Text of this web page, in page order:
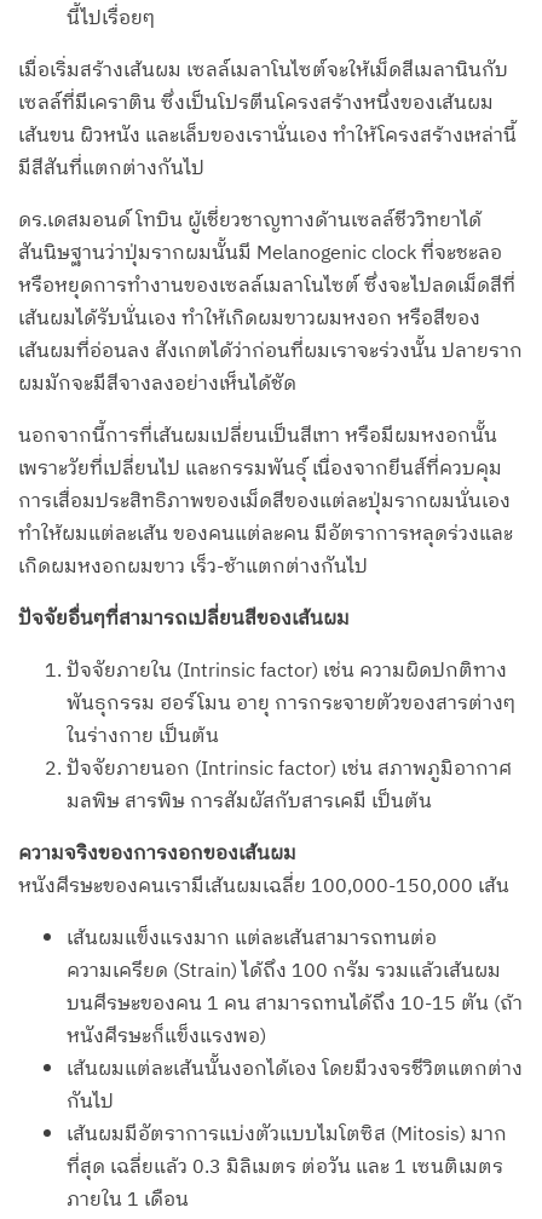
นี้ไปเรื่อยๆ
เมื่อเริ่มสร้างเส้นผม เซลล์เมลาโนไซต์จะให้เม็ดสีเมลานินกับ
เซลล์ที่มีเคราติน ซึ่งเป็นโปรตีนโครงสร้างหนึ่งของเส้นผม
เส้นขน ผิวหนัง และเล็บของเรานั่นเอง ทำให้โครงสร้างเหล่านี้
มีสีสันที่แตกต่างกันไป
ดร.เดสมอนด์ โทบิน ผู้เชี่ยวชาญทางด้านเซลล์ชีววิทยาได้
สันนิษฐานว่าปุ่มรากผมนั้นมี Melanogenic clock ที่จะชะลอ
หรือหยุดการทำงานของเซลล์เมลาโนไซต์ ซึ่งจะไปลดเม็ดสีที่
เส้นผมได้รับนั่นเอง ทำให้เกิดผมขาวผมหงอก หรือสีของ
เส้นผมที่อ่อนลง สังเกตได้ว่าก่อนที่ผมเราจะร่วงนั้น ปลายราก
ผมมักจะมีสีจางลงอย่างเห็นได้ชัด
นอกจากนี้การที่เส้นผมเปลี่ยนเป็นสีเทา หรือมีผมหงอกนั้น
เพราะวัยที่เปลี่ยนไป และกรรมพันธุ์ เนื่องจากยีนส์ที่ควบคุม
การเสื่อมประสิทธิภาพของเม็ดสีของแต่ละปุ่มรากผมนั่นเอง
ทำให้ผมแต่ละเส้น ของคนแต่ละคน มีอัตราการหลุดร่วงและ
เกิดผมหงอกผมขาว เร็ว-ช้าแตกต่างกันไป
ปัจจัยอื่นๆที่สามารถเปลี่ยนสีของเส้นผม
ปัจจัยภายใน (Intrinsic factor) เช่น ความผิดปกติทาง
พันธุกรรม ฮอร์โมน อายุ การกระจายตัวของสารต่างๆ
ในร่างกาย เป็นต้น
ปัจจัยภายนอก (Intrinsic factor) เช่น สภาพภูมิอากาศ
มลพิษ สารพิษ การสัมผัสกับสารเคมี เป็นต้น
ความจริงของการงอกของเส้นผม
หนังศีรษะของคนเรามีเส้นผมเฉลี่ย 100,000-150,000 เส้น
เส้นผมแข็งแรงมาก แต่ละเส้นสามารถทนต่อ
ความเครียด (Strain) ได้ถึง 100 กรัม รวมแล้วเส้นผม
บนศีรษะของคน 1 คน สามารถทนได้ถึง 10-15 ตัน (ถ้า
หนังศีรษะก็แข็งแรงพอ)
เส้นผมแต่ละเส้นนั้นงอกได้เอง โดยมีวงจรชีวิตแตกต่าง
กันไป
เส้นผมมีอัตราการแบ่งตัวแบบไมโตซิส (Mitosis) มาก
ที่สุด เฉลี่ยแล้ว 0.3 มิลิเมตร ต่อวัน และ 1 เซนติเมตร
ภายใน 1 เดือน